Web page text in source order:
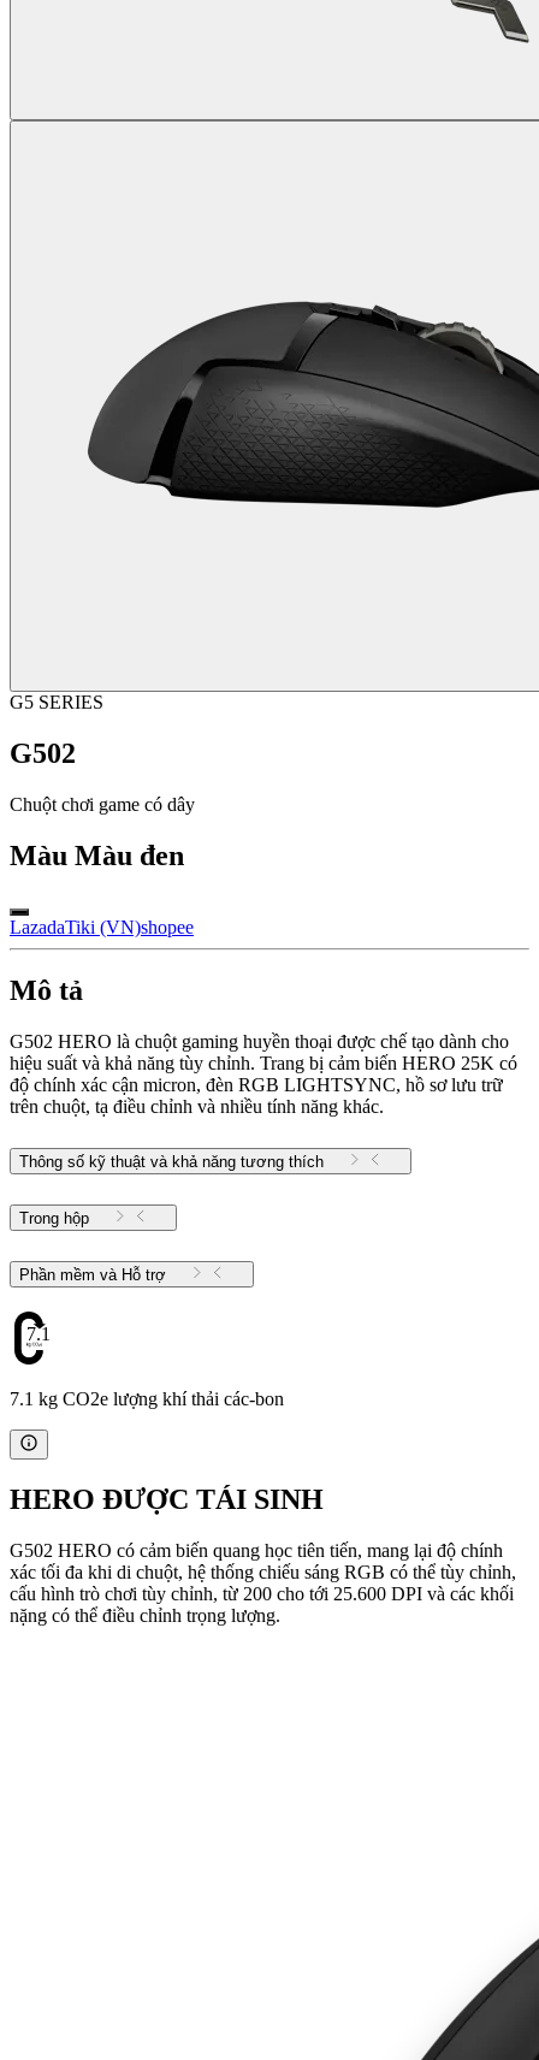
G5 SERIES
G502
Chuột chơi game có dây
Màu Màu đen
LazadaTiki (VN)shopee
Mô tả
G502 HERO là chuột gaming huyền thoại được chế tạo dành cho
hiệu suất và khả năng tùy chỉnh. Trang bị cảm biến HERO 25K có
độ chính xác cận micron, đèn RGB LIGHTSYNC, hồ sơ lưu trữ
trên chuột, tạ điều chỉnh và nhiều tính năng khác.
Thông số kỹ thuật và khả năng tương thích
Trong hộp
Phần mềm và Hỗ trợ
7.1
7.1 kg CO2e lượng khí thải các-bon
HERO ĐƯỢC TÁI SINH
G502 HERO có cảm biến quang học tiên tiến, mang lại độ chính
xác tối đa khi di chuột, hệ thống chiếu sáng RGB có thể tùy chỉnh,
cấu hình trò chơi tùy chỉnh, từ 200 cho tới 25.600 DPI và các khối
nặng có thể điều chỉnh trọng lượng.